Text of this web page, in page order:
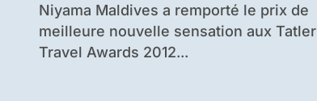
Niyama Maldives a remporté le prix de
meilleure nouvelle sensation aux Tatler
Travel Awards 2012...